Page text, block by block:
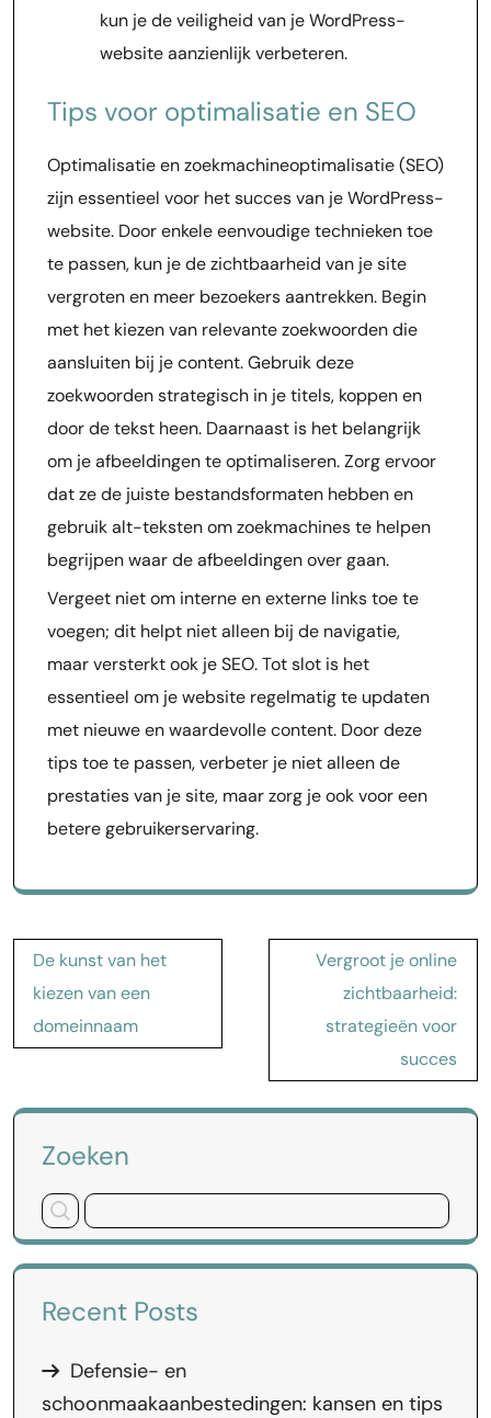
kun je de veiligheid van je WordPress-
website aanzienlijk verbeteren.
Tips voor optimalisatie en SEO
Optimalisatie en zoekmachineoptimalisatie (SEO)
zijn essentieel voor het succes van je WordPress-
website. Door enkele eenvoudige technieken toe
te passen, kun je de zichtbaarheid van je site
vergroten en meer bezoekers aantrekken. Begin
met het kiezen van relevante zoekwoorden die
aansluiten bij je content. Gebruik deze
zoekwoorden strategisch in je titels, koppen en
door de tekst heen. Daarnaast is het belangrijk
om je afbeeldingen te optimaliseren. Zorg ervoor
dat ze de juiste bestandsformaten hebben en
gebruik alt-teksten om zoekmachines te helpen
begrijpen waar de afbeeldingen over gaan.
Vergeet niet om interne en externe links toe te
voegen; dit helpt niet alleen bij de navigatie,
maar versterkt ook je SEO. Tot slot is het
essentieel om je website regelmatig te updaten
met nieuwe en waardevolle content. Door deze
tips toe te passen, verbeter je niet alleen de
prestaties van je site, maar zorg je ook voor een
betere gebruikerservaring.
Bericht
navigatie
De kunst van het
kiezen van een
domeinnaam
Vergroot je online
zichtbaarheid:
strategieën voor
succes
Zoeken
Recent Posts
Defensie- en
schoonmaakaanbestedingen: kansen en tips